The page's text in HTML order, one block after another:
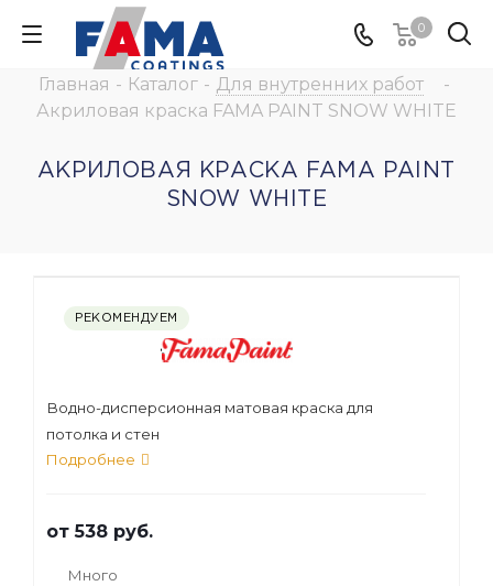
0
Главная - Каталог - Для внутренних работ
-
Акриловая краска FAMA PAINT SNOW WHITE
АКРИЛОВАЯ КРАСКА FAMA PAINT
SNOW WHITE
РЕКОМЕНДУЕМ
Водно-дисперсионная матовая краска для
потолка и стен
Подробнее
от538 руб.
Много